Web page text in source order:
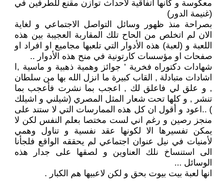
معكوسة و كأنها اتفاقية لأحداث توازن مقنع للطرفين في
(غنيمة الدور)
بصراحة منذ ظهور وسائل التواصل الاجتماعي و لغاية
الان لم اتخلص من الحاح تلك المقاربة العجيبة بين هذه
اللعبة و (لعبة) هذه الأدوار التي تلعبها مجاميع او افراد او
صفحات او مؤسسات كارتونية في منح هذه الأدوار ..
شهادات دكتوراه فخرية ’ جوائز وهمية ذهبية و ماسية ,ا
اشادات متبادلة , القاب كبيرة ما انزل الله بها من سلطان
, و علق لي فاعلق لك , اعجب بما نشرت فأعجب بما
تنشر , و كلها تحت شعار المثل المصري (شيلني و اشيلك
) ..اعود و أقول ان كل هذه الممارسات التي لا ستند على
منجز رصين و رغم اني لست مختصا بعلم النفس لكن لا
يمكن تفسيرها الا لكونها عقد نفسية و تناول وهمي
لأمنيات في نيل عنوان اجتماعي لم يحققه الواقع فلجأنا
الى استنساخ نلك العناوين و لصقها على جدار هذه
الوسائل ...
انها لعبة بيت بيوت بحق و لكن لاعبيها هم الكبار .